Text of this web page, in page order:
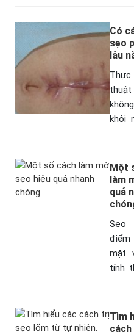
sẹo
Có
sẹo
lâu
Thực
khỏi
tự
phẫu…
Một
làm
quả
Sẹo
mặt
tính
khắc
Hãy
Tìm